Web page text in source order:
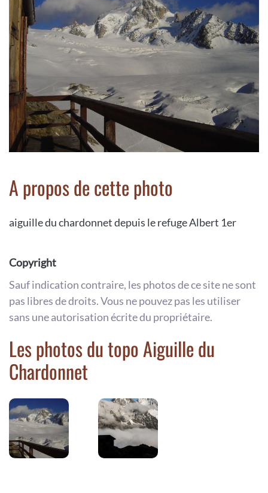
A propos de cette photo
aiguille du chardonnet depuis le refuge Albert 1er
Copyright
Sauf indication contraire, les photos de ce site ne sont
pas libres de droits. Vous ne pouvez pas les utiliser
sans une autorisation écrite du propriétaire.
Les photos du topo Aiguille du
Chardonnet